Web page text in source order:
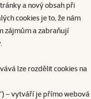
a nový obsah při
cookies je to, že nám
zájmům a zabraňují
lze rozdělit cookies na
– vytváří je přímo webová